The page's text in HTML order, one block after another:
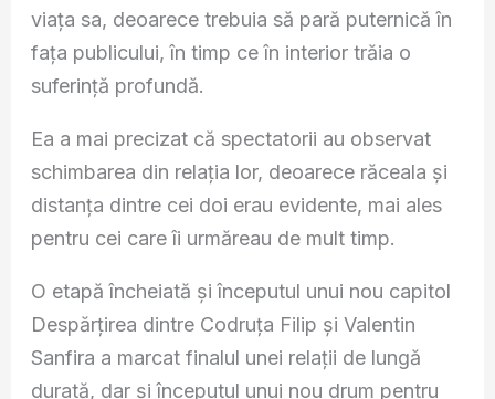
viața sa, deoarece trebuia să pară puternică în
fața publicului, în timp ce în interior trăia o
suferință profundă.
Ea a mai precizat că spectatorii au observat
schimbarea din relația lor, deoarece răceala și
distanța dintre cei doi erau evidente, mai ales
pentru cei care îi urmăreau de mult timp.
O etapă încheiată și începutul unui nou capitol
Despărțirea dintre Codruța Filip și Valentin
Sanfira a marcat finalul unei relații de lungă
durată, dar și începutul unui nou drum pentru